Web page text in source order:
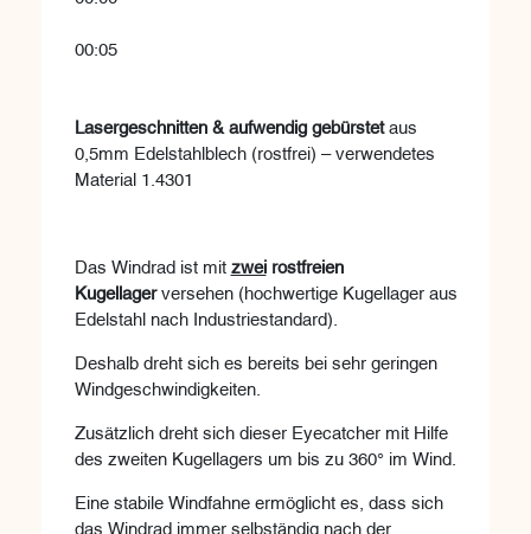
00:05
Lasergeschnitten & aufwendig gebürstetaus
0,5mm Edelstahlblech (rostfrei) – verwendetes
Material 1.4301
Das Windrad ist mit zweirostfreien
Kugellagerversehen (hochwertige Kugellager aus
Edelstahl nach Industriestandard).
Deshalb dreht sich es bereits bei sehr geringen
Windgeschwindigkeiten.
Zusätzlich dreht sich dieser Eyecatcher mit Hilfe
des zweiten Kugellagers um bis zu 360° im Wind.
Eine stabile Windfahne ermöglicht es, dass sich
das Windrad immer selbständig nach der